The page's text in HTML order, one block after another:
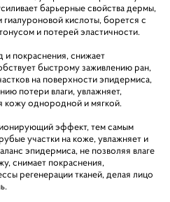
барьерные свойства дермы,
гиалуроновой кислоты, борется с
и потерей эластичности.
и покраснения, снижает
быстрому заживлению ран,
на поверхности эпидермиса,
потери влаги, увлажняет,
кожу однородной и мягкой.
эффект, тем самым
участки на коже, увлажняет и
эпидермиса, не позволяя влаге
снимает покраснения,
регенерации тканей, делая лицо